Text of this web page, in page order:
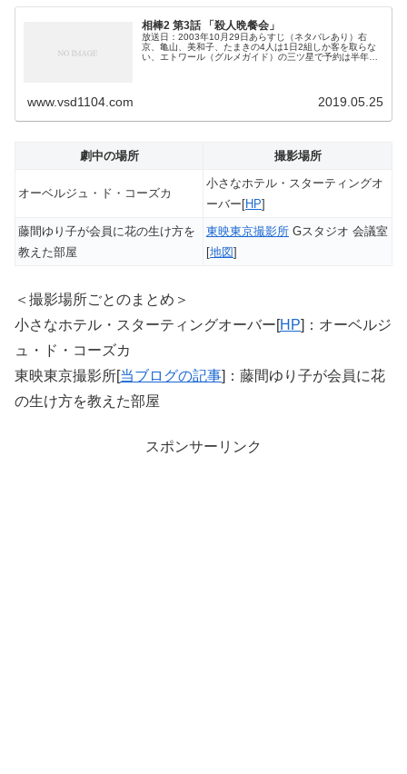
相棒2 第3話 「殺人晩餐会」
放送日：2003年10月29日あらすじ（ネタバレあり）右
京、亀山、美和子、たまきの4人は1日2組しか客を取らな
い、エトワール（グルメガイド）の三ツ星で予約は半年待
www.vsd1104.com 2019.05.25
劇中の場所 撮影場所
オーベルジュ・ド・コーズカ
小さなホテル・スターティングオ
ーバー[HP]
藤間ゆり子が会員に花の生け方を
教えた部屋
東映東京撮影所 Gスタジオ 会議室
[地図]
＜撮影場所ごとのまとめ＞
小さなホテル・スターティングオーバー[HP]：オーベルジ
ュ・ド・コーズカ
東映東京撮影所[当ブログの記事]：藤間ゆり子が会員に花
の生け方を教えた部屋
スポンサーリンク